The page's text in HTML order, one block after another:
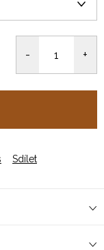
Sdílet